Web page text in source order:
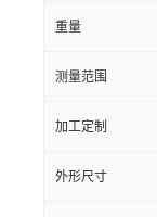
重量
测量范围
加工定制
外形尺寸